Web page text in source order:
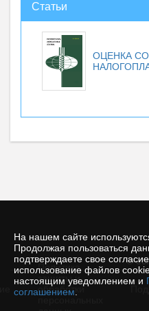
На нашем сайте
Продолжая пользоваться
подтверждаете свое
использование файлов
настоящим уведомлением и
соглашением
Статьи
ОЦЕНКА
©
Политика
защиты и
обработки